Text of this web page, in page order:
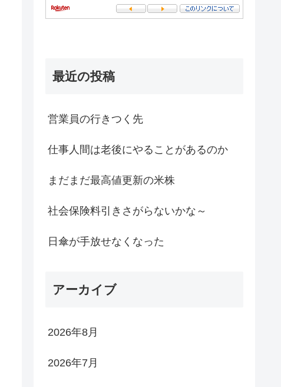
最近の投稿
営業員の行きつく先
仕事人間は老後にやることがあるのか
まだまだ最高値更新の米株
社会保険料引きさがらないかな～
日傘が手放せなくなった
アーカイブ
2026年8月
2026年7月